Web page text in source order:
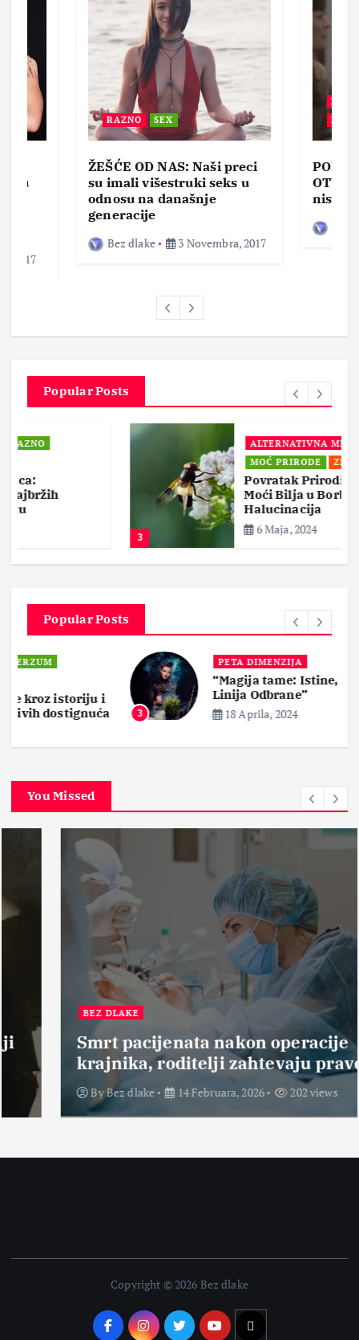
u
2017
RAZNO SEX
ŽEŠĆE OD NAS: Naši preci
su imali višestruki seks u
odnosu na današnje
generacije
Bez dlake 3 Novembra, 2017
BEZ
nisam
Popular Posts
ALTERNATIVNA MEDICINA
MOĆ PRIRODE
ZDRAVLJE
Povratak Prirodi: Lekovite
Moći Bilja u Borbi Protiv
Halucinacija
6 Maja, 2024
Popular Posts
3
PETA DIMENZIJA
“Magija tame: Istine, Mitovi i Prva
Linija Odbrane”
18 Aprila, 2024
You Missed
BEZ DLAKE
Smrt pacijenata nakon operacije
krajnika, roditelji zahtevaju pravdu
By Bez dlake 14 Februara, 2026 202 views
Copyright © 2026 Bez dlake